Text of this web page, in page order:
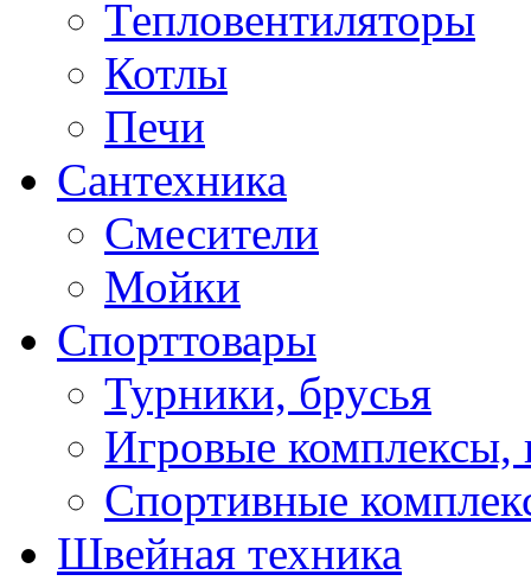
Тепловентиляторы
Котлы
Печи
Сантехника
Смесители
Мойки
Спорттовары
Турники, брусья
Игровые комплексы,
Спортивные
Швейная техника